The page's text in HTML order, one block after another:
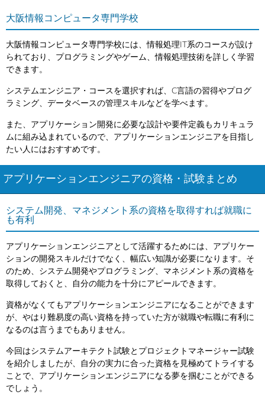
大阪情報コンピュータ専門学校
大阪情報コンピュータ専門学校には、情報処理IT系のコースが設け
られており、プログラミングやゲーム、情報処理技術を詳しく学習
できます。
システムエンジニア・コースを選択すれば、C言語の習得やプログ
ラミング、データベースの管理スキルなどを学べます。
また、アプリケーション開発に必要な設計や要件定義もカリキュラ
ムに組み込まれているので、アプリケーションエンジニアを目指し
たい人にはおすすめです。
アプリケーションエンジニアの資格・試験まとめ
システム開発、マネジメント系の資格を取得すれば就職に
も有利
アプリケーションエンジニアとして活躍するためには、アプリケー
ションの開発スキルだけでなく、幅広い知識が必要になります。そ
のため、システム開発やプログラミング、マネジメント系の資格を
取得しておくと、自分の能力を十分にアピールできます。
資格がなくてもアプリケーションエンジニアになることができます
が、やはり難易度の高い資格を持っていた方が就職や転職に有利に
なるのは言うまでもありません。
今回はシステムアーキテクト試験とプロジェクトマネージャー試験
を紹介しましたが、自分の実力に合った資格を見極めてトライする
ことで、アプリケーションエンジニアになる夢を掴むことができる
でしょう。